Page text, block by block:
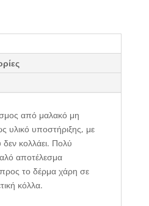
από μαλακό μη
υλικό υποστήριξης, με
κολλάει. Πολύ
αποτέλεσμα
το δέρμα χάρη σε
κόλλα.